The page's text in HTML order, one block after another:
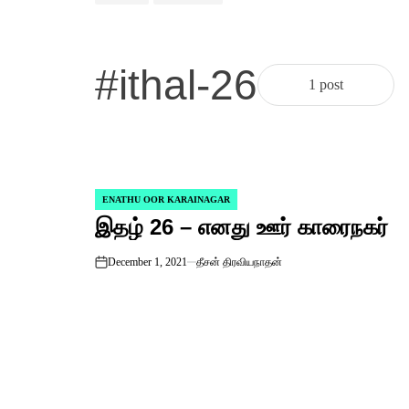
#ithal-26 1 post
POSTED
IN
ENATHU OOR KARAINAGAR
இதழ் 26 – எனது ஊர் காரைநகர்
on
December 1, 2021 தீசன் திரவியநாதன்